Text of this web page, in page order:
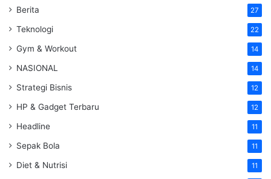
Berita 27
Teknologi 22
Gym & Workout 14
NASIONAL 14
Strategi Bisnis 12
HP & Gadget Terbaru 12
Headline 11
Sepak Bola 11
Diet & Nutrisi 11